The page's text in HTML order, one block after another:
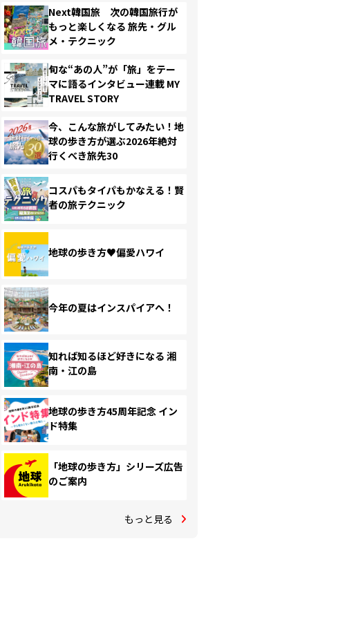
Next韓国旅 次の韓国旅行が
もっと楽しくなる 旅先・グル
メ・テクニック
旬な“あの人”が「旅」をテー
マに語るインタビュー連載 MY
TRAVEL STORY
今、こんな旅がしてみたい！地
球の歩き方が選ぶ2026年絶対
行くべき旅先30
コスパもタイパもかなえる！賢
者の旅テクニック
地球の歩き方♥偏愛ハワイ
今年の夏はインスパイアへ！
知れば知るほど好きになる 湘
南・江の島
地球の歩き方45周年記念 イン
ド特集
「地球の歩き方」シリーズ広告
のご案内
もっと見る